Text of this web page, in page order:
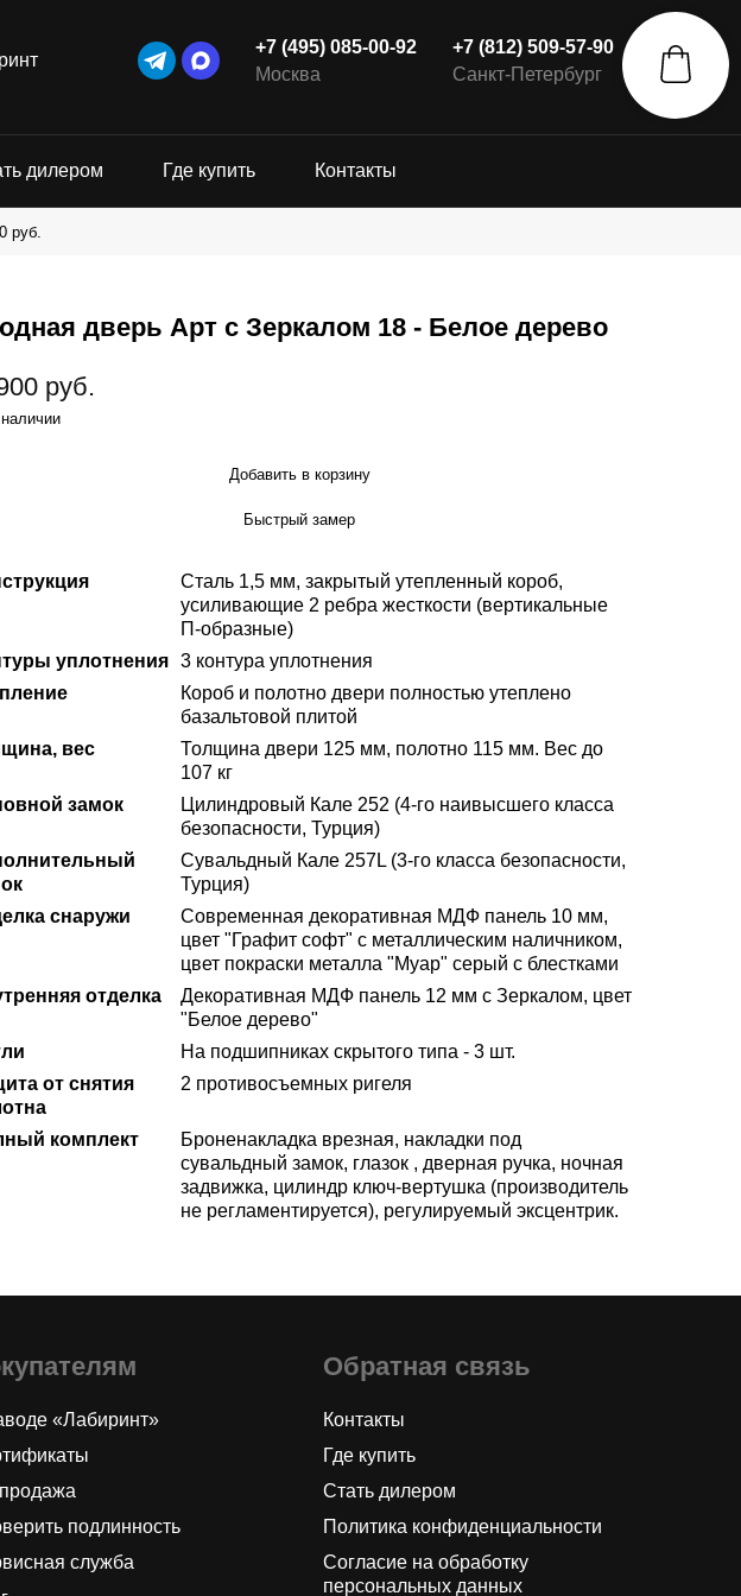
+7 (495) 085-00-92
Москва
+7 (812) 509-57-90
Санкт-Петербург
дилером Где купить Контакты
руб.
дверь Арт с Зеркалом 18 - Белое дерево
руб.
Добавить в корзину
Быстрый замер
Сталь 1,5 мм, закрытый утепленный короб,
усиливающие 2 ребра жесткости (вертикальные
П-образные)
уплотнения 3 контура уплотнения
Короб и полотно двери полностью утеплено
базальтовой плитой
вес
Толщина двери 125 мм, полотно 115 мм. Вес до
107 кг
замок
Цилиндровый Кале 252 (4-го наивысшего класса
безопасности, Турция)
Сувальдный Кале 257L (3-го класса безопасности,
Турция)
снаружи
Современная декоративная МДФ панель 10 мм,
цвет "Графит софт" с металлическим наличником,
цвет покраски металла "Муар" серый с блестками
отделка
Декоративная МДФ панель 12 мм с Зеркалом, цвет
"Белое дерево"
На подшипниках скрытого типа - 3 шт.
от снятия
2 противосъемных ригеля
комплект
Броненакладка врезная, накладки под
сувальдный замок, глазок , дверная ручка, ночная
задвижка, цилиндр ключ-вертушка (производитель
не регламентируется), регулируемый эксцентрик.
«Лабиринт»
подлинность
служба
Обратная связь
Контакты
Где купить
Стать дилером
Политика конфиденциальности
Согласие на обработку
персональных данных